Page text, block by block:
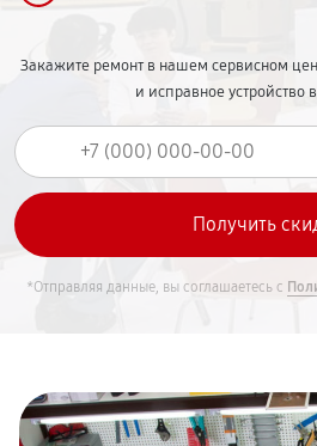
Закажите ремонт в нашем сервисном
и исправное устройство
*Отправляя данные, вы соглашаетесь с